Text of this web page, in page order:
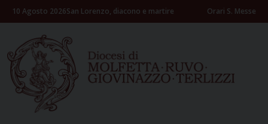
Skip10 Agosto 2026San Lorenzo, diacono e martire Orari S. Messe